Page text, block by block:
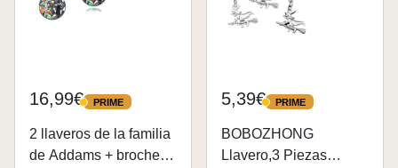
16,99€ PRIME
PRIME
2 llaveros de la familia
de Addams + broche
5,39€ PRIME
PRIME
BOBOZHONG
Llavero,3 Piezas